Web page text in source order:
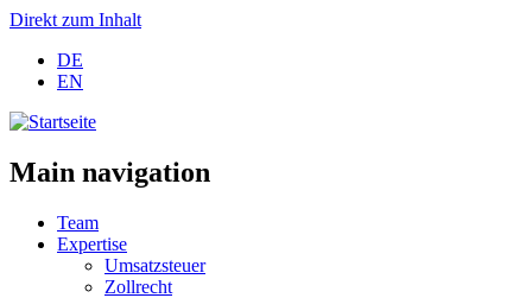
Direkt zum Inhalt
DE
EN
Main navigation
Team
Expertise
Umsatzsteuer
Zollrecht